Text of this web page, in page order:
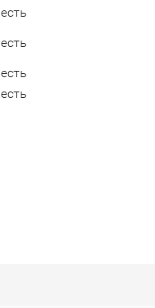
есть
есть
есть
есть